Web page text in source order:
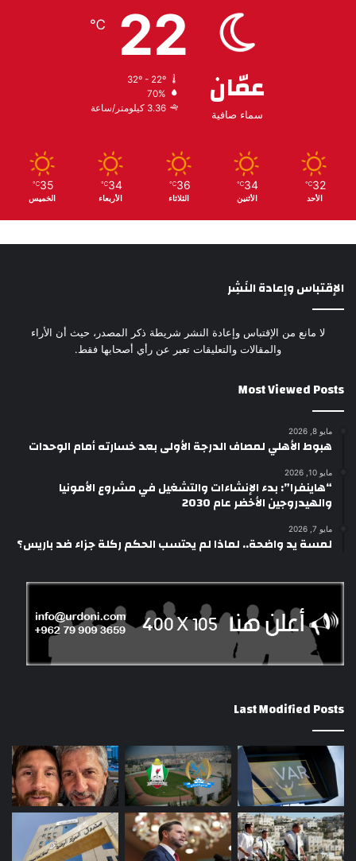
عمّان
سماء صافية
22
℃
32º - 22º
70%
3.36 كيلومتر/ساعة
32
℃
الأحد
34
℃
الأثنين
36
℃
الثلاثاء
34
℃
الأربعاء
35
℃
الخميس
الإقتباس وإعادة النَشِر
لا مانع من الإقتباس وإعادة النشر شريطة ذكر المصدر، حيث أن الأراء
والمقالات والتعليقات تعبر عن رأي أصحابها فقط.
Most Viewed Posts
مايو 8, 2026
هبوط الأهلي لمصاف الدرجة الأولى بعد خسارته أمام الوحدات
مايو 10, 2026
“هاينفرا”: بدء الإنشاءات والتشغيل في مشروع الأمونيا
والهيدروجين الأخضر عام 2030
مايو 7, 2026
لمسة يد واضحة.. لماذا لم يحتسب الحكم ركلة جزاء ضد باريس؟
Last Modified Posts